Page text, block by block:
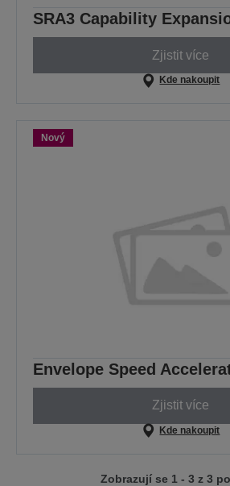
SRA3 Capability
Zjistit více
Kde nakoupit
Nový
Envelope Speed
Zjistit více
Kde nakoupit
Zobrazují se 1 - 3 z 3